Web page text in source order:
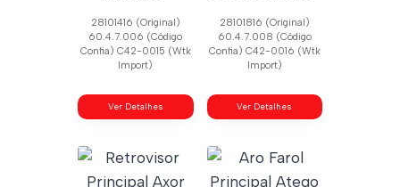
28101416 (Original)
60.4.7.006 (Código
Confia) C42-0015 (Wtk
Import)
Ver Detalhes
28101816 (Original)
60.4.7.008 (Código
Confia) C42-0016 (Wtk
Import)
Ver Detalhes